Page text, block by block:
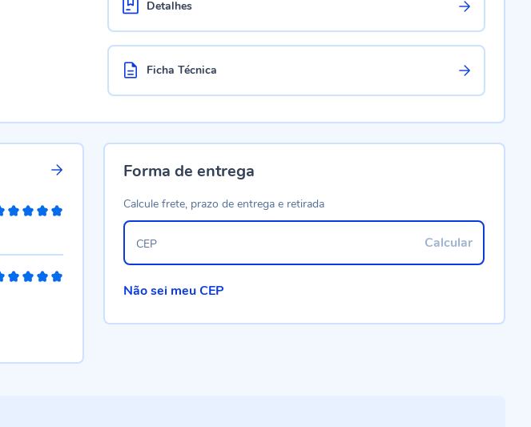
Detalhes
Ficha Técnica
Forma de entrega
Calcule frete, prazo de entrega e retirada
Calcular
CEP
Não sei meu CEP